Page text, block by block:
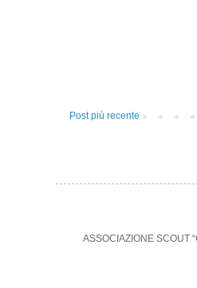
Post più recente
ASSOCIAZIONE SCOUT